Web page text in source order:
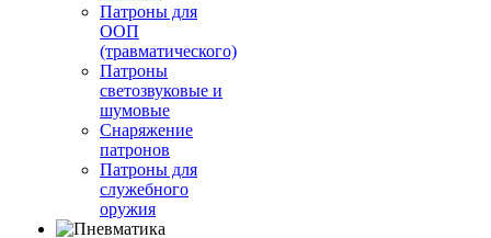
Патроны для
ООП
(травматического)
Патроны
светозвуковые и
шумовые
Снаряжение
патронов
Патроны для
служебного
оружия